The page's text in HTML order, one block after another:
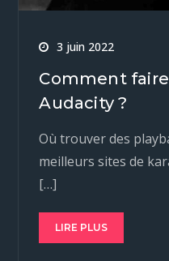
3 juin 2022
Comment
Audacity ?
Où trouver des
meilleurs sites de
[…]
LIRE PLUS